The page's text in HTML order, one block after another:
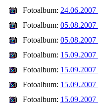
Fotoalbum:
Fotoalbum:
Fotoalbum:
Fotoalbum:
Fotoalbum:
Fotoalbum:
Fotoalbum: